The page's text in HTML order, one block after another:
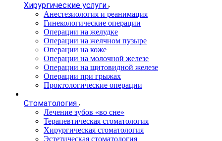
Хирургические услуги
Анестезиология и реанимация
Гинекологические операции
Операции на желудке
Операции на желчном пузыре
Операции на коже
Операции на молочной железе
Операции на щитовидной железе
Операции при грыжах
Проктологические операции
Стоматология
Лечение зубов «во сне»
Терапевтическая стоматология
Хирургическая стоматология
Эстетическая стоматология